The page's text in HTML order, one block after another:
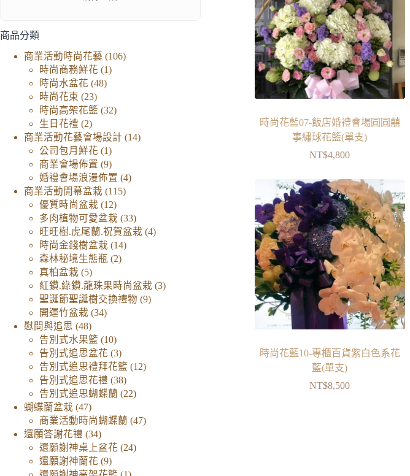
時尚花藍07-飯店婚禮會場圓圓囍
事繡球花籃(單支)
NT$4,800
時尚花藍10-專櫃百貨紫白色系花
藍(單支)
NT$8,500
商品分類
商業活動時尚花藝 106106
時尚商務鮮花 11
品
時尚水盆花 4848
產
時尚花束 2323
個
品
時尚高架花籃 3232
產
生日花禮 22
個
產
品
商業活動花藝會場設計 1414
公司包月鮮花 11
個
產
品
商業會場佈置 99
個
產
品
婚禮會場浪漫佈置 44
品
商業活動開幕盆栽 115115
產
品
優質時尚盆栽 1212
個
產
品
多肉植物可愛盆栽 3333
個
旺旺樹.虎尾蘭.祝賀盆栽 44
時尚金錢樹盆栽 1414
品
森林秘境生態瓶 22
產
品
真柏盆栽 55
個
產
品
紅鑽.綠鑽.龍珠果時尚盆栽 33
聖誕節聖誕樹交換禮物 99
開運竹盆栽 3434
產
品
慰問與追思 4848
個
產
品
告別式水果籃 1010
個
產
品
告別式追思盆花 33
個
產
品
告別式追思禮拜花籃 1212
告別式追思花禮 3838
個
品
告別式追思蝴蝶蘭 2222
產
蝴蝶蘭盆栽 4747
個
產
品
商業活動時尚蝴蝶蘭 4747
還願答謝花禮 3434
個
產
品
還願謝神桌上盆花 2424
還願謝神蘭花 99
個
1